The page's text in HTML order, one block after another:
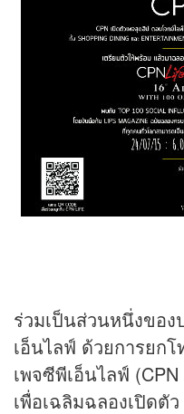
ร่วมเป็นส่วนหนึ่งขอ
เอ็นไลฟ์ ด้วยการยก
เพจซีพีเอ็นไลฟ์
เพื่อเฉลิมฉลองเปิดตั